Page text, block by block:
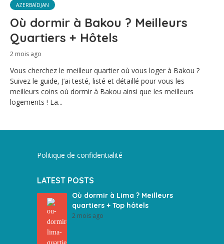
AZERBAÏDJAN
Où dormir à Bakou ? Meilleurs
Quartiers + Hôtels
2 mois ago
Vous cherchez le meilleur quartier où vous loger à Bakou ?
Suivez le guide, J’ai testé, listé et détaillé pour vous les
meilleurs coins où dormir à Bakou ainsi que les meilleurs
logements ! La...
Politique de confidentialité
LATEST POSTS
Où dormir à Lima ? Meilleurs
quartiers + Top hôtels
2 mois ago